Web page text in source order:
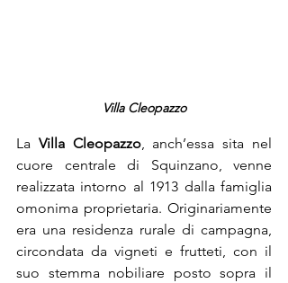
Villa Cleopazzo
La Villa Cleopazzo, anch’essa sita nel
cuore centrale di Squinzano, venne
realizzata intorno al 1913 dalla famiglia
omonima proprietaria. Originariamente
era una residenza rurale di campagna,
circondata da vigneti e frutteti, con il
suo stemma nobiliare posto sopra il